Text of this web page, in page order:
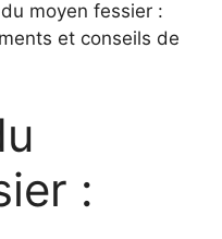
moyen fessier :
et conseils de
: